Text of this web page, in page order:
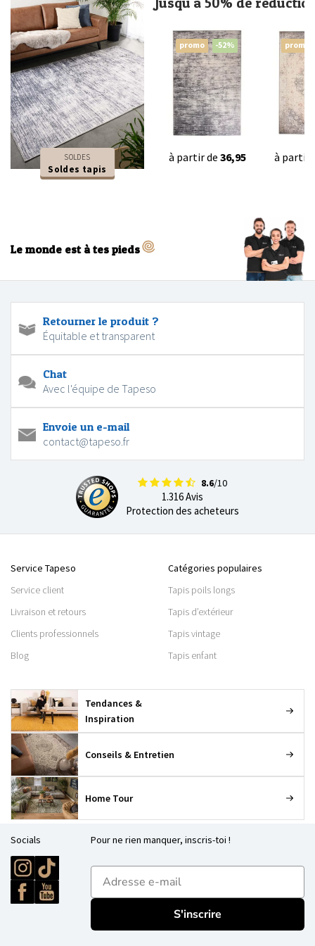
SOLDES
Soldes tapis
promo -52%
à partir de 36,95
promo
à partir
Le monde est à tes pieds
Retourner le produit ?
Équitable et transparent
Chat
Avec l'équipe de Tapeso
Envoie un e-mail
contact@tapeso.fr
8.6/10
1.316 Avis
Protection des acheteurs
Service Tapeso
Service client
Livraison et retours
Clients professionnels
Blog
Catégories populaires
Tapis poils longs
Tapis d’extérieur
Tapis vintage
Tapis enfant
Tendances &
Inspiration
Conseils & Entretien
Home Tour
Socials Pour ne rien manquer, inscris-toi !
E-mailadres
S'inscrire